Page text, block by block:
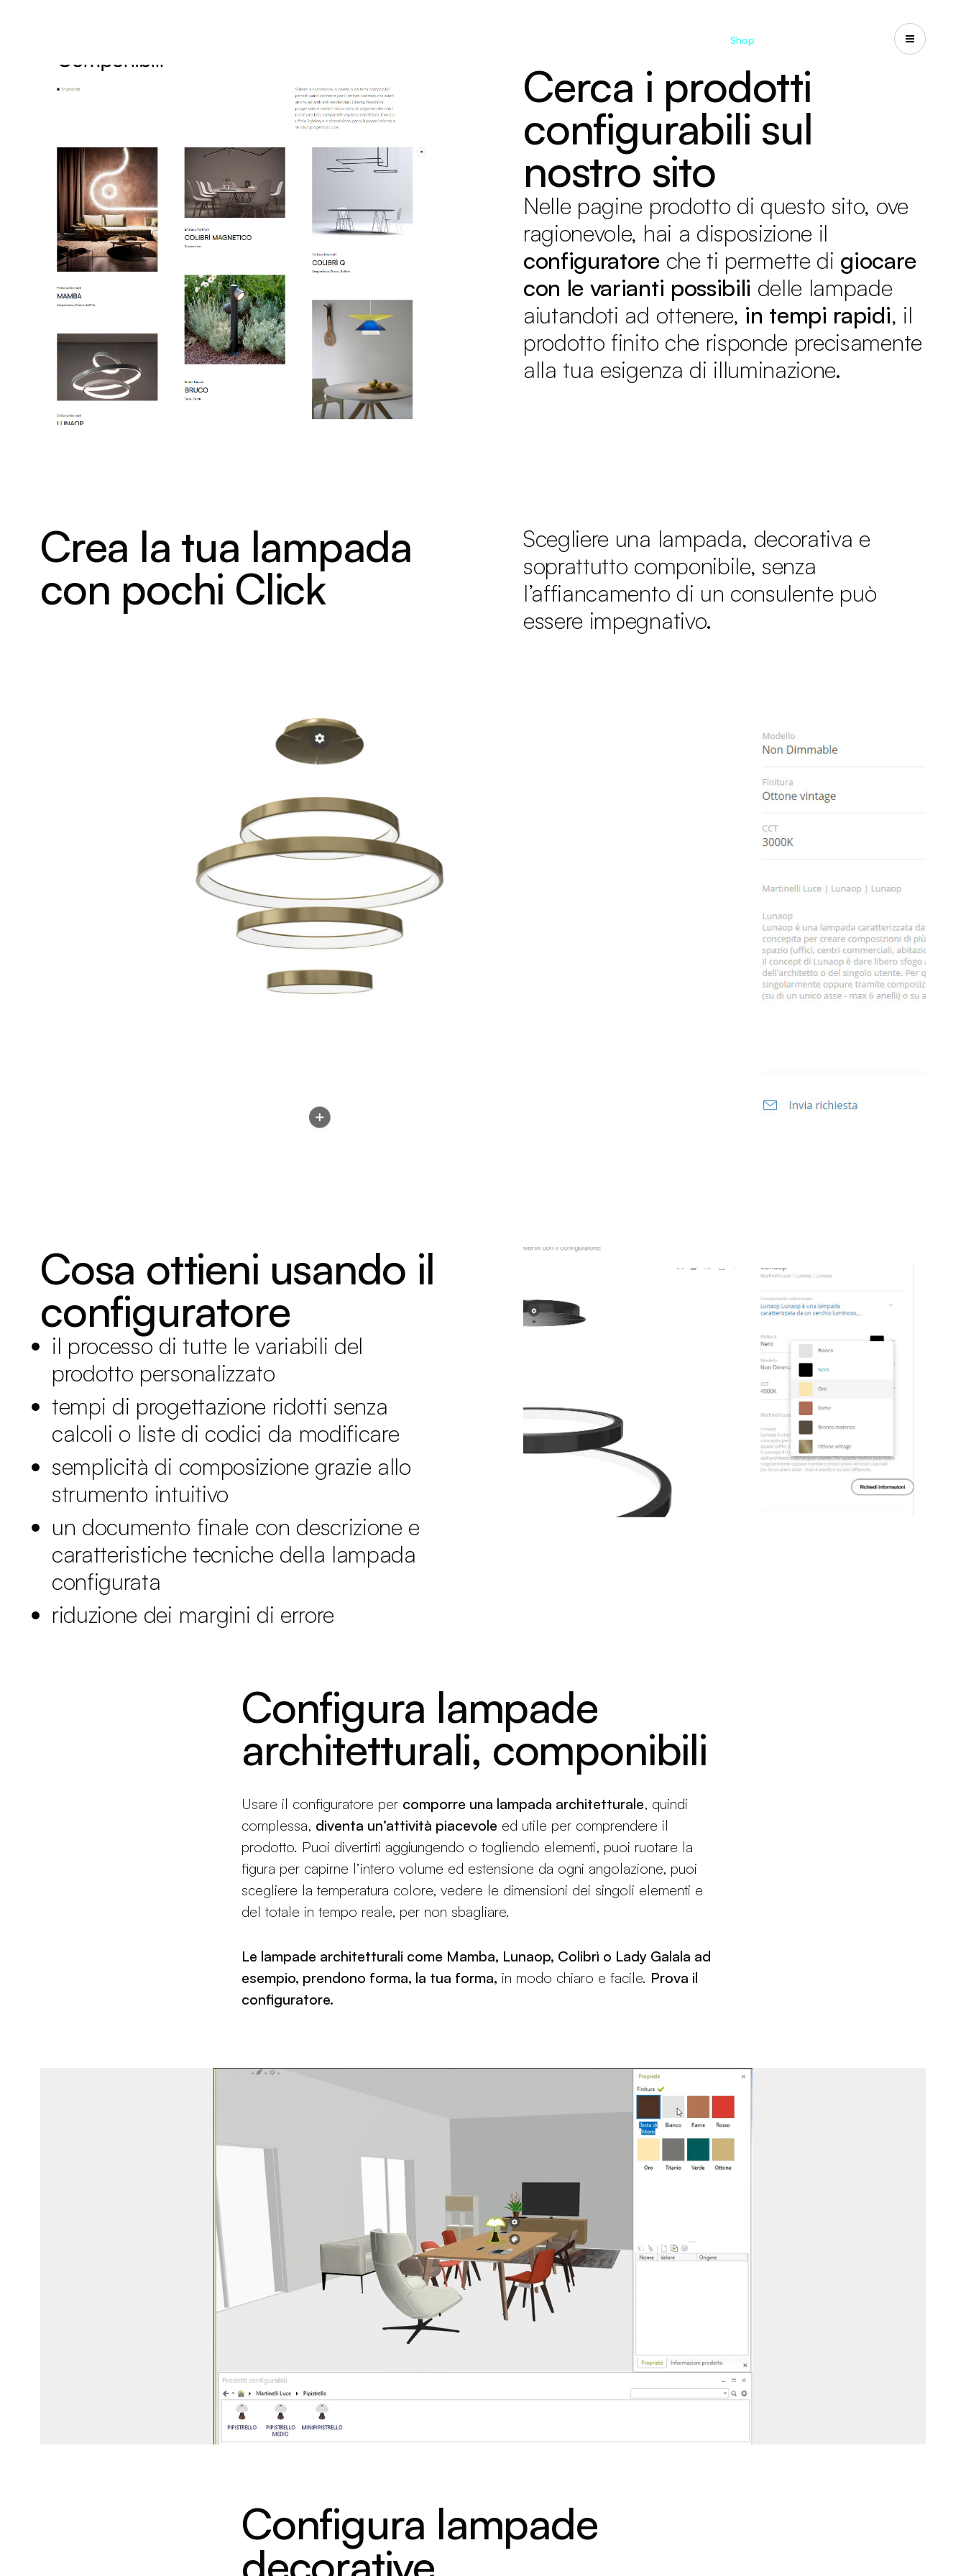
Shop
Cerca i prodotti
configurabili sul
nostro sito
Nelle pagine prodotto di questo sito, ove
ragionevole, hai a disposizione il
configuratore che ti permette di giocare
con le varianti possibili delle lampade
aiutandoti ad ottenere, in tempi rapidi, il
prodotto finito che risponde precisamente
alla tua esigenza di illuminazione.
Crea la tua lampada
con pochi Click
Scegliere una lampada, decorativa e
soprattutto componibile, senza
l’affiancamento di un consulente può
essere impegnativo.
Cosa ottieni usando il
configuratore
il processo di tutte le variabili del
prodotto personalizzato
tempi di progettazione ridotti senza
calcoli o liste di codici da modificare
semplicità di composizione grazie allo
strumento intuitivo
un documento finale con descrizione e
caratteristiche tecniche della lampada
configurata
riduzione dei margini di errore
Configura lampade
architetturali, componibili
Usare il configuratore per comporre una lampada architetturale, quindi
complessa, diventa un’attività piacevole ed utile per comprendere il
prodotto. Puoi divertirti aggiungendo o togliendo elementi, puoi ruotare la
figura per capirne l’intero volume ed estensione da ogni angolazione, puoi
scegliere la temperatura colore, vedere le dimensioni dei singoli elementi e
del totale in tempo reale, per non sbagliare.
Le lampade architetturali come Mamba, Lunaop, Colibrì o Lady Galala ad
esempio, prendono forma, la tua forma, in modo chiaro e facile. Prova il
configuratore.
Configura lampade